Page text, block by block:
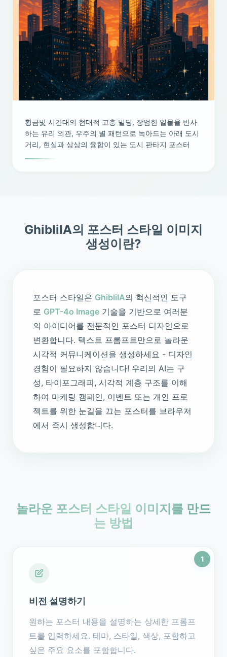
황금빛 시간대의 현대적 고층 빌딩, 장엄한 일몰을 반사
하는 유리 외관, 우주의 별 패턴으로 녹아드는 아래 도시
거리, 현실과 상상의 융합이 있는 도시 판타지 포스터
GhibliIA의 포스터 스타일 이미지
생성이란?
포스터 스타일은 GhibliIA의 혁신적인 도구
로 GPT-4o Image 기술을 기반으로 여러분
의 아이디어를 전문적인 포스터 디자인으로
변환합니다. 텍스트 프롬프트만으로 놀라운
시각적 커뮤니케이션을 생성하세요 - 디자인
경험이 필요하지 않습니다! 우리의 AI는 구
성, 타이포그래피, 시각적 계층 구조를 이해
하여 마케팅 캠페인, 이벤트 또는 개인 프로
젝트를 위한 눈길을 끄는 포스터를 브라우저
에서 즉시 생성합니다.
놀라운 포스터 스타일 이미지를 만드
는 방법
1
비전 설명하기
원하는 포스터 내용을 설명하는 상세한 프롬프
트를 입력하세요. 테마, 스타일, 색상, 포함하고
싶은 주요 요소를 포함합니다.